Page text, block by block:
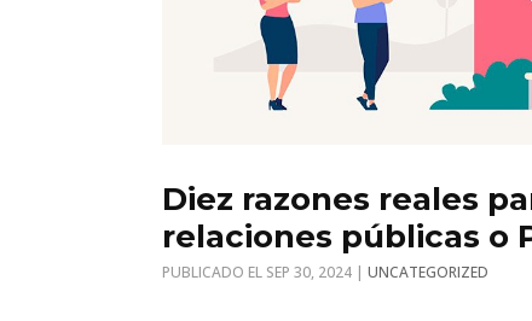
Diez razones reales
relaciones públicas o
SEP 30, 2024 |UNCATEGORIZED